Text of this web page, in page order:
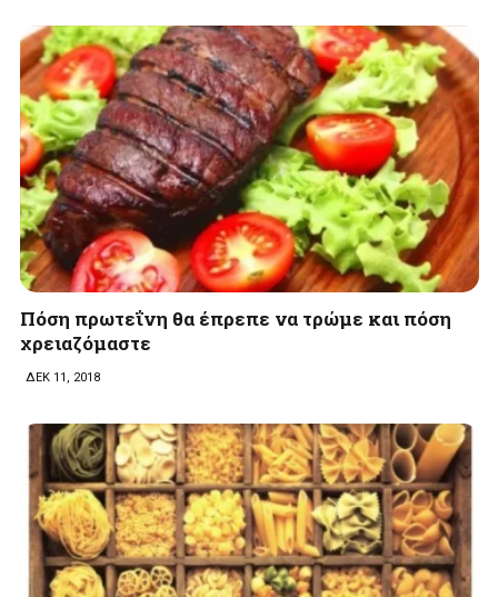
Πόση πρωτεΐνη θα έπρεπε να τρώμε και πόση
χρειαζόμαστε
ΔΕΚ 11, 2018